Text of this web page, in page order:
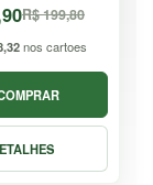
R$ 199,80
nos cartoes